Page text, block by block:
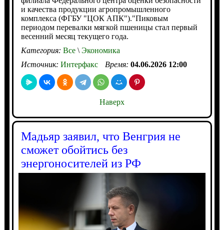
и качества продукции агропромышленного
комплекса (ФГБУ "ЦОК АПК")."Пиковым
периодом перевалки мягкой пшеницы стал первый
весенний месяц текущего года.
Категория: Все\Экономика
Источник: Интерфакс Время: 04.06.2026 12:00
Наверх
Мадьяр заявил, что Венгрия не
сможет обойтись без
энергоносителей из РФ